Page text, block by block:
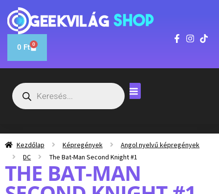
0 Ft 0
Kezdőlap Képregények
Angol nyelvű képregények
DC
The Bat-Man Second Knight #1
THE BAT-MAN